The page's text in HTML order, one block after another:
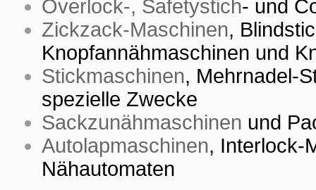
Overlock-, Safetystich- und
Zickzack-Maschinen,
Knopfannähmaschinen und
Stickmaschinen, Mehrnadel-
spezielle Zwecke
Sackzunähmaschinen und
Autolapmaschinen, Interlock-
Nähautomaten